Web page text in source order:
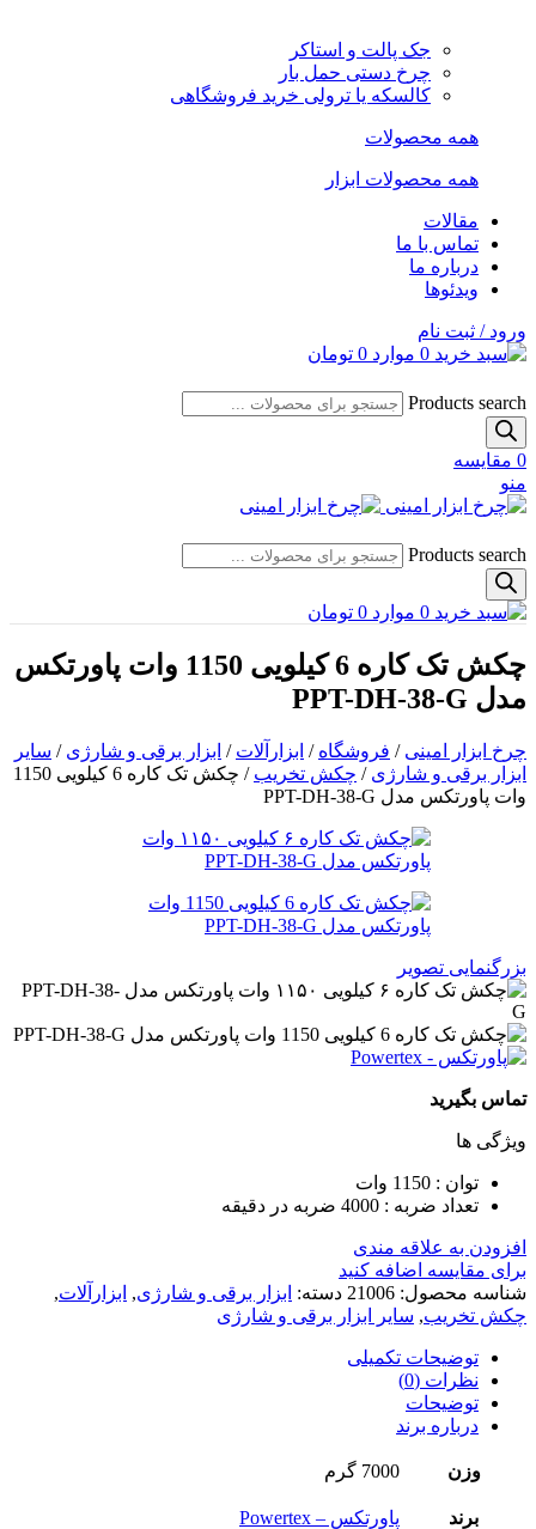
جک پالت و استاکر
چرخ دستی حمل بار
کالسکه یا ترولی خرید فروشگاهی
همه محصولات
همه محصولات ابزار
مقالات
تماس با ما
درباره ما
ویدئوها
ورود / ثبت نام
0 موارد 0 تومان
Products search
0 مقایسه
منو
Products search
0 موارد 0 تومان
چکش تک کاره 6 کیلویی 1150 وات پاورتکس
مدل PPT-DH-38-G
چرخ ابزار امینی / فروشگاه / ابزارآلات / ابزار برقی و شارژی / سایر
ابزار برقی و شارژی / چکش تخریب /
چکش تک کاره 6 کیلویی 1150
وات پاورتکس مدل PPT-DH-38-G
بزرگنمایی تصویر
تماس بگیرید
ویژگی ها
توان : 1150 وات
تعداد ضربه : 4000 ضربه در دقیقه
افزودن به علاقه مندی
برای مقایسه اضافه کنید
شناسه محصول: 21006 دسته: ابزار برقی و شارژی, ابزارآلات,
چکش تخریب, سایر ابزار برقی و شارژی
توضیحات تکمیلی
نظرات (0)
توضیحات
درباره برند
وزن 7000 گرم
برند پاورتکس – Powertex